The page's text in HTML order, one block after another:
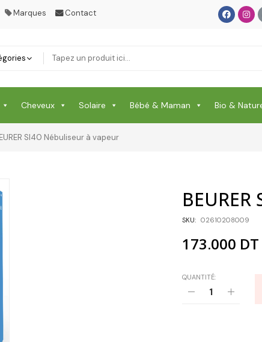
Marques Contact
Cheveux Solaire Bébé & Maman Bio &
SI40 Nébuliseur à vapeur
SKU: 02610208009
173.000 DT
QUANTITÉ:
Santé & Beauté
Soin Capillaire